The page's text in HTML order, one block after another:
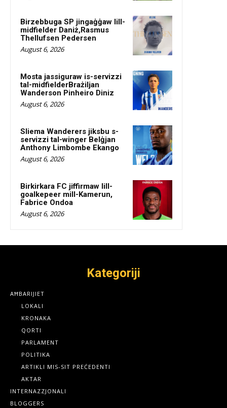
Birzebbuga SP jingaġġaw lill-
midfielder Daniż,Rasmus
Thellufsen Pedersen
August 6, 2026
Mosta jassiguraw is-servizzi
tal-midfielderBrażiljan
Wanderson Pinheiro Diniz
August 6, 2026
Sliema Wanderers jiksbu s-
servizzi tal-winger Belġjan
Anthony Limbombe Ekango
August 6, 2026
Birkirkara FC jiffirmaw lill-
goalkepeer mill-Kamerun,
Fabrice Ondoa
August 6, 2026
Kategoriji
AĦBARIJIET
LOKALI
KRONAKA
QORTI
PARLAMENT
POLITIKA
ARTIKLI MIS-SIT PREĊEDENTI
AKTAR
INTERNAZZJONALI
BLOGGERS